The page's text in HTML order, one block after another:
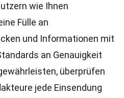
wie Ihnen
Fülle an
und Informationen mit
an Genauigkeit
überprüfen
jede Einsendung